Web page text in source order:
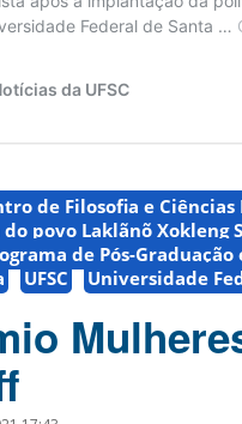
de Filosofia e Ciências
povo Laklãnõ Xokleng
de Pós-
UFSC Universidade